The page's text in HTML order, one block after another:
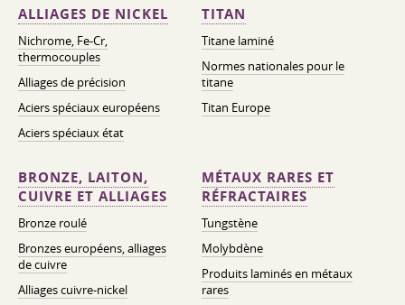
ALLIAGES DE NICKEL
Nichrome, Fe-Cr,
thermocouples
Alliages de précision
Aciers spéciaux européens
Aciers spéciaux état
TITAN
Titane laminé
Normes nationales pour le
titane
Titan Europe
BRONZE, LAITON,
CUIVRE ET ALLIAGES
Bronze roulé
Bronzes européens, alliages
de cuivre
Alliages cuivre-nickel
MÉTAUX RARES ET
RÉFRACTAIRES
Tungstène
Molybdène
Produits laminés en métaux
rares